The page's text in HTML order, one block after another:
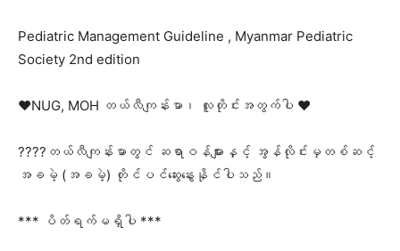
Pediatric Management Guideline , Myanmar Pediatric
Society 2nd edition
❤️NUG, MOH တယ်လီကျန်းမာ၊ လူတိုင်းအတွက်ပါ ❤️
????တယ်လီကျန်းမာတွင် ဆရာဝန်များနှင့် အွန်လိုင်းမှတစ်ဆင့်
အခမဲ့ (အခမဲ့) တိုင်ပင်ဆွေးနွေးနိုင်ပါသည်။
*** ပိတ်ရက်မရှိပါ ***